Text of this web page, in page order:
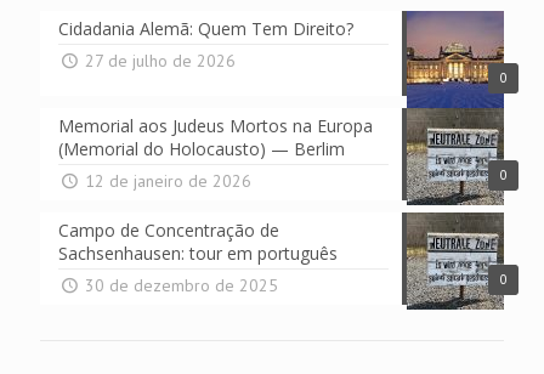
0
Cidadania Alemã: Quem Tem Direito?
27 de julho de 2026
0
Memorial aos Judeus Mortos na Europa
(Memorial do Holocausto) — Berlim
12 de janeiro de 2026
0
Campo de Concentração de
Sachsenhausen: tour em português
30 de dezembro de 2025